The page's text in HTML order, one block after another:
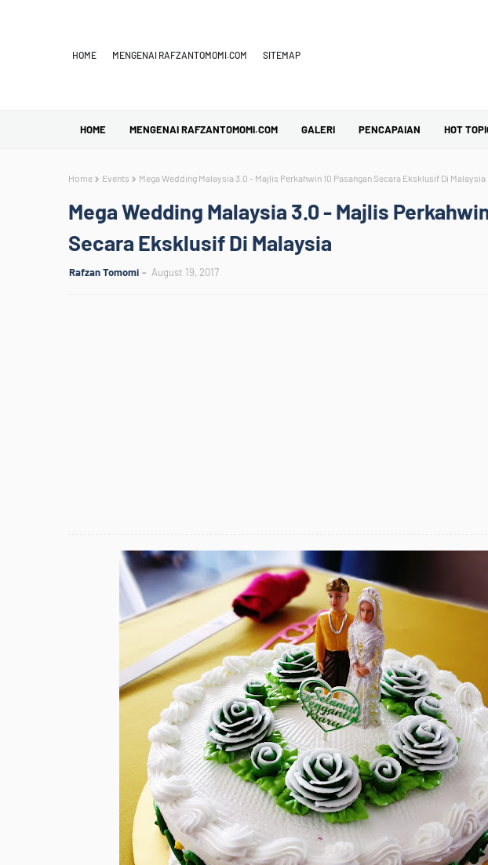
HOME MENGENAI RAFZANTOMOMI.COM SITEMAP
HOME MENGENAI RAFZANTOMOMI.COM GALERI PENCAPAIAN HOT
Home Events Mega Wedding Malaysia 3.0 - Majlis Perkahwin 10 Pasangan Secara Eksklusif Di Malaysia
Mega Wedding Malaysia 3.0 - Majlis
Secara Eksklusif Di Malaysia
Rafzan Tomomi August 19, 2017